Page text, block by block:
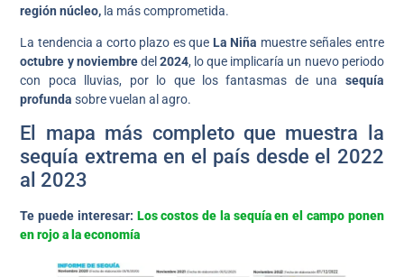
región núcleo, la más comprometida.
La tendencia a corto plazo es que La Niña muestre señales entre
octubre y noviembredel 2024, lo que implicaría un nuevo periodo
con poca lluvias, por lo que los fantasmas de una sequía
profunda sobre vuelan al agro.
El mapa más completo que muestra la
sequía extrema en el país desde el 2022
al 2023
Te puede interesar: Los costos de la sequía en el campo ponen
en rojo a la economía